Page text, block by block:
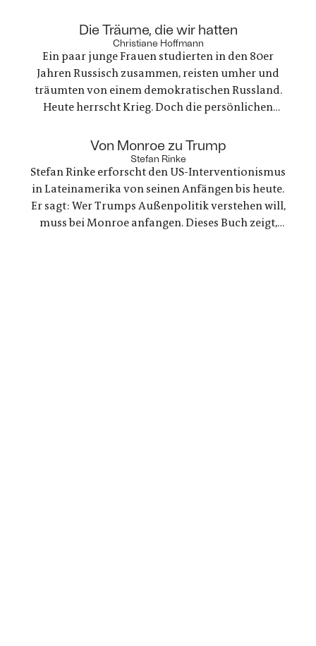
anderes heraus. Es geht um nichts weniger als die
große Frage nach Gerechtigkeit. Eine
nervenaufreibende Ermittlung beginnt
Die Träume, die wir hatten
Christiane Hoffmann
Ein paar junge Frauen studierten in den 80er
Jahren Russisch zusammen, reisten umher und
träumten von einem demokratischen Russland.
Heute herrscht Krieg. Doch die persönlichen
gerade als eine der Frauen stirbt. Ein Buch über
Trauer und Hoffnung in deutsch-ukranisch-
russischen Beziehungen
Von Monroe zu Trump
Stefan Rinke
Stefan Rinke erforscht den US-Interventionismus
in Lateinamerika von seinen Anfängen bis heute.
Er sagt: Wer Trumps Außenpolitik verstehen will,
muss bei Monroe anfangen. Dieses Buch zeigt,